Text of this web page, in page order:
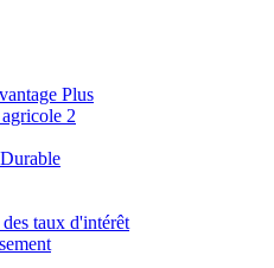
Plus
2
taux d'intérêt